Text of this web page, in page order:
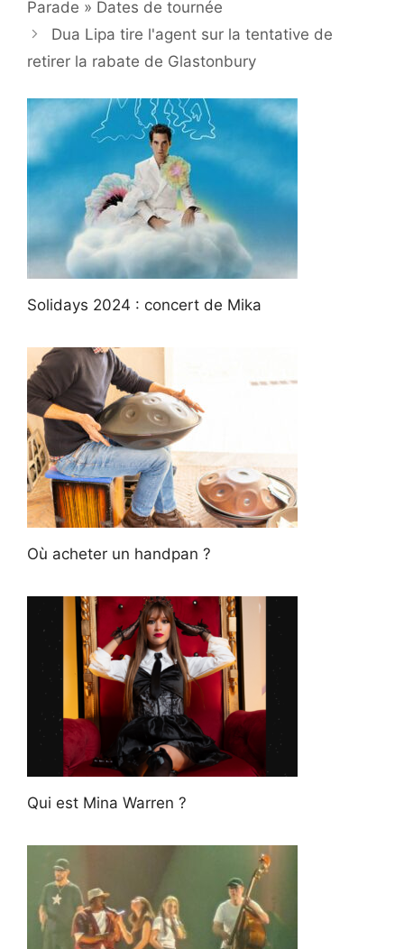
Parade » Dates de tournée
Dua Lipa tire l'agent sur la tentative de
retirer la rabate de Glastonbury
Solidays 2024 : concert de Mika
Où acheter un handpan ?
Qui est Mina Warren ?